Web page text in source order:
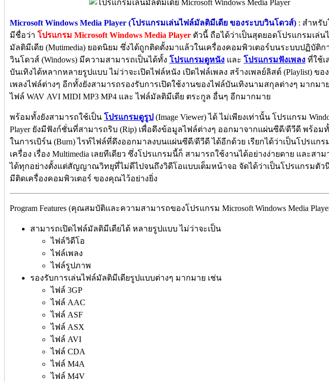
Microsoft Windows Media Player (โปรแกรมเล่นไฟล์มัลติมีเดีย ของระบบวินโดวส์) : สำหรั
มีชื่อว่า โปรแกรม Microsoft Windows Media Player ตัวนี้ ถือได้ว่าเป็นสุดยอดโปรแกรมเล่น
มัลติมีเดีย (Mutimedia) ยอดนิยม ซึ่งได้ถูกติดตั้งมาแล้วในเครื่องคอมพิวเตอร์บนระบบปฏิบัติก
วินโดวส์ (Windows) มีความสามารถเป็นได้ทั้ง โปรแกรมดูหนัง และ โปรแกรมฟังเพลง ที่ใช้เ
บันเทิงได้หลากหลายรูปแบบ ไม่ว่าจะเปิดไฟล์หนัง เปิดไฟล์เพลง สร้างเพลย์ลิสต์ (Playlist) ขอ
เพลงไฟล์ต่างๆ อีกทั้งยังสามารถรองรับการเปิดใช้งานของไฟล์บันเทิงนามสกุลต่างๆ มากมา
ไฟล์ WAV AVI MIDI MP3 MP4 และ ไฟล์มัลติมีเดีย ตระกูล อื่นๆ อีกมากมาย
พร้อมทั้งยังสามารถใช้เป็น โปรแกรมดูรูป (Image Viewer) ได้ ไม่เพียงเท่านั้น โปรแกรม
Player ยังมีฟังก์ชั่นที่สามารถริบ (Rip) เพื่อดึงข้อมูลไฟล์ต่างๆ ออกมาจากแผ่นซีดี/ดีวีดี พร้อม
ในการเบิร์น (Burn) ไรท์ไฟล์ที่ดึงออกมาลงบนแผ่นซีดี/ดีวีดี ได้อีกด้วย เรียกได้ว่าเป็นโปรแก
เครื่อง เรื่อง Multimedia เลยทีเดียว ซึ่งโปรแกรมนี้ก็ สามารถใช้งานได้อย่างง่ายดาย และสา
ได้ทุกอย่างตั้งแต่สัญญาณวิทยุที่ไม่ดีไปจนถึงวิดีโอแบบเต็มหน้าจอ จัดได้ว่าเป็นโปรแกรมตัว
มีติดเครื่องคอมพิวเตอร์ ของคุณไว้อย่างยิ่ง
Program Features (คุณสมบัติและความสามารถของโปรแกรม Microsoft Windows Media
สามารถเปิดไฟล์มัลติมีเดียได้ หลายรูปแบบ ไม่ว่าจะเป็น
ไฟล์วิดีโอ
ไฟล์เพลง
ไฟล์รูปภาพ
รองรับการเล่นไฟล์มัลติมีเดียรูปแบบต่างๆ มากมาย เช่น
ไฟล์ 3GP
ไฟล์ AAC
ไฟล์ ASF
ไฟล์ ASX
ไฟล์ AVI
ไฟล์ CDA
ไฟล์ M4A
ไฟล์ M4V